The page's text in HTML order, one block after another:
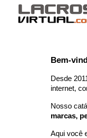
Bem-
Desde
internet,
Nosso
marcas,
Aqui você